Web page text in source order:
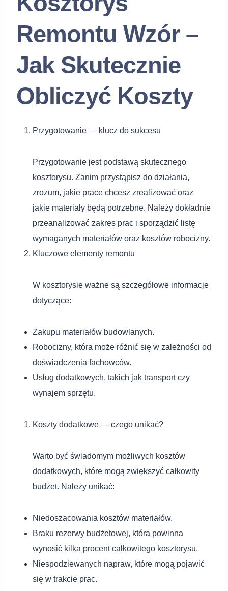
Remontu Wzór –
Jak Skutecznie
Obliczyć Koszty
Przygotowanie — klucz do sukcesu
Przygotowanie jest podstawą skutecznego
kosztorysu. Zanim przystąpisz do działania,
zrozum, jakie prace chcesz zrealizować oraz
jakie materiały będą potrzebne. Należy dokładnie
przeanalizować zakres prac i sporządzić listę
wymaganych materiałów oraz kosztów robocizny.
Kluczowe elementy remontu
W kosztorysie ważne są szczegółowe informacje
dotyczące:
Zakupu materiałów budowlanych.
Robocizny, która może różnić się w zależności od
doświadczenia fachowców.
Usług dodatkowych, takich jak transport czy
wynajem sprzętu.
Koszty dodatkowe — czego unikać?
Warto być świadomym możliwych kosztów
dodatkowych, które mogą zwiększyć całkowity
budżet. Należy unikać:
Niedoszacowania kosztów materiałów.
Braku rezerwy budżetowej, która powinna
wynosić kilka procent całkowitego kosztorysu.
Niespodziewanych napraw, które mogą pojawić
się w trakcie prac.